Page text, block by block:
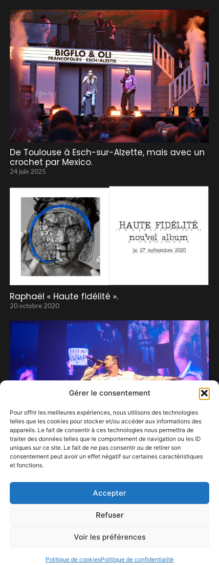
Gérer le consentement
Pour offrir les meilleures expériences, nous utilisons des technologies
telles que les cookies pour stocker et/ou accéder aux informations des
appareils. Le fait de consentir à ces technologies nous permettra de
traiter des données telles que le comportement de navigation ou les ID
uniques sur ce site. Le fait de ne pas consentir ou de retirer son
consentement peut avoir un effet négatif sur certaines caractéristiques
et fonctions.
Accepter
Refuser
Voir les préférences
Politique de cookiesPolitique de confidentialité
De Toulouse à Esch-sur-Alzette, mais avec un
crochet par Mexico.
24 juin 2025
Raphaël « Haute fidélité ».
20 octobre 2020
Pierre Garnier au Forest National : un show à
9 avril 2025